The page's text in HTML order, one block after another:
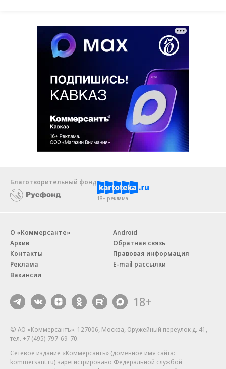
Благотворительный фонд
18+ реклама
О «Коммерсанте»
Архив
Контакты
Реклама
Вакансии
Android
Обратная связь
Правовая информация
E-mail рассылки
18+
© АО «Коммерсантъ». 127006, Москва, Оружейный переулок д. 41,
тел. +7 (495) 797-69-70.
Сетевое издание «Коммерсантъ» (доменное имя сайта:
kommersant.ru) зарегистрировано Федеральной службой